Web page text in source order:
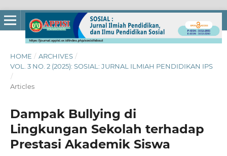
HOME / ARCHIVES /
VOL. 3 NO. 2 (2025): SOSIAL: JURNAL ILMIAH PENDIDIKAN IPS
/
Articles
Dampak Bullying di
Lingkungan Sekolah terhadap
Prestasi Akademik Siswa